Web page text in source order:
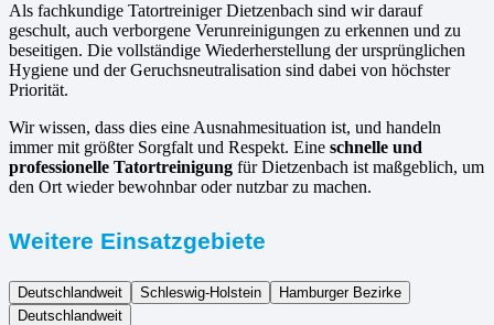
Als fachkundige Tatortreiniger Dietzenbach sind wir darauf
geschult, auch verborgene Verunreinigungen zu erkennen und zu
beseitigen. Die vollständige Wiederherstellung der ursprünglichen
Hygiene und der Geruchsneutralisation sind dabei von höchster
Priorität.
Wir wissen, dass dies eine Ausnahmesituation ist, und handeln
immer mit größter Sorgfalt und Respekt. Eine schnelle und
professionelle Tatortreinigung für Dietzenbach ist maßgeblich, um
den Ort wieder bewohnbar oder nutzbar zu machen.
Weitere Einsatzgebiete
Deutschlandweit Schleswig-Holstein
Hamburger Bezirke
Deutschlandweit